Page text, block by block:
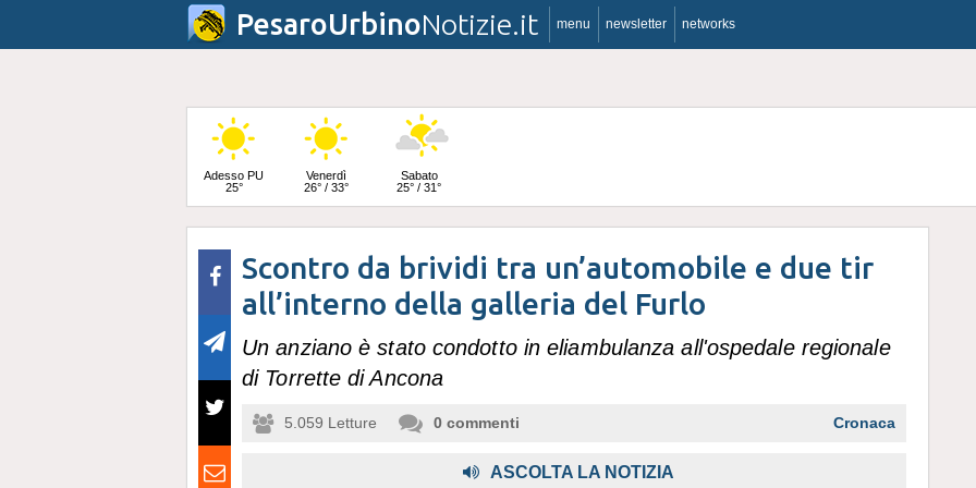
PesaroUrbinoNotizie.it menu newsletter networks
Adesso PU
25°
Venerdì
26° / 33°
Sabato
25° / 31°
Domenica
24° / 31°
Scontro da brividi tra un’automobile e due tir
all’interno della galleria del Furlo
Un anziano è stato condotto in eliambulanza all'ospedale regionale
di Torrette di Ancona
5.059 Letture 0 commenti Cronaca
ASCOLTA LA NOTIZIA